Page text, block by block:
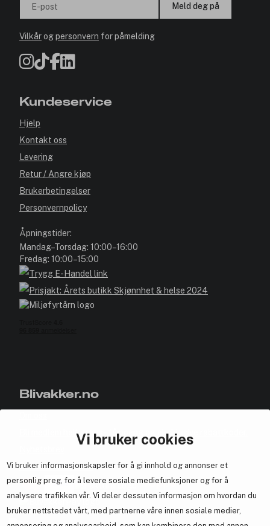
Vi bruker cookies
Vi bruker informasjonskapsler for å gi innhold og annonser et
personlig preg, for å levere sosiale mediefunksjoner og for å
analysere trafikken vår. Vi deler dessuten informasjon om hvordan du
bruker nettstedet vårt, med partnerne våre innen sosiale medier,
E-post Meld deg på
Vilkårogpersonvern for påmelding
Kundeservice
Hjelp
Kontakt oss
Levering
Retur / Angre kjøp
Brukerbetingelser
Personvernpolicy
Åpningstider:
Mandag–Torsdag: 10:00–16:00
Fredag: 10:00–15:00
Blivakker.no
Bli medlem helt gratis - få poeng og eksklusive rabattkoder.
Samarbeid med oss